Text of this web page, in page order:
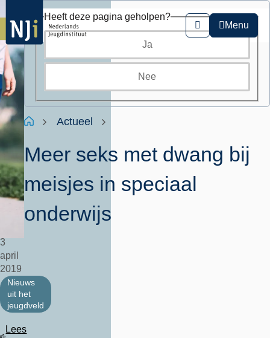
Overslaan
en
naar
de
inhoud
gaan
Zoeken
Menu
Kruimelpad
HomeActueel
Meer seks met dwang bij
meisjes in speciaal
onderwijs
3
april
2019
Nieuws
uit het
jeugdveld
Lees
Heeft deze pagina geholpen?
Ja
Nee